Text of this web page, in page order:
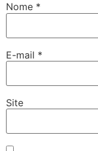
Nome *
E-mail *
Site